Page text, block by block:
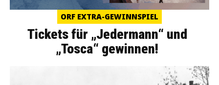
ORF EXTRA-GEWINNSPIEL
Tickets für „Jedermann“ und
„Tosca“ gewinnen!